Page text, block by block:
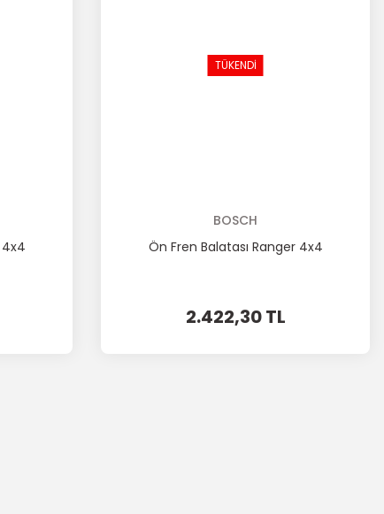
4x4
TÜKENDİ
BOSCH
Ön Fren Balatası Ranger 4x4
2.422,30 TL